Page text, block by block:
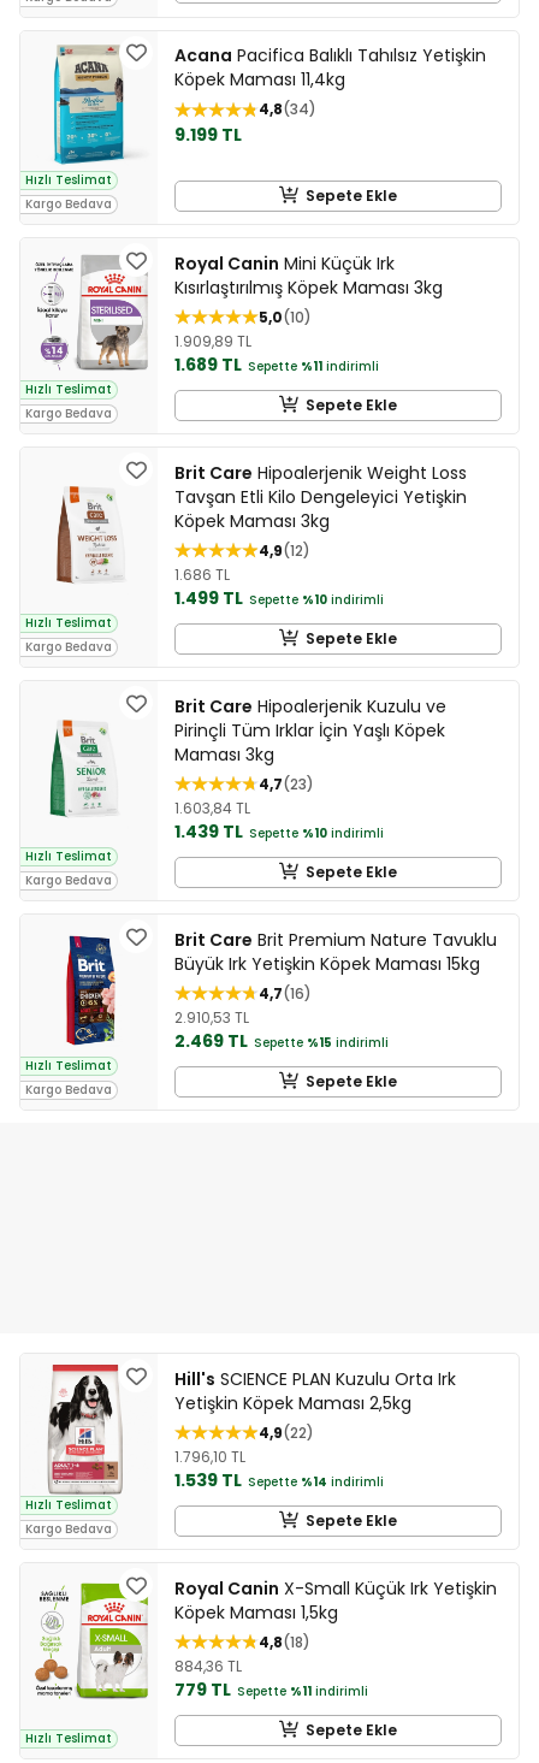
Hızlı Teslimat
Kargo Bedava
Acana Pacifica Balıklı Tahılsız Yetişkin
Köpek Maması 11,4kg
4,8 34
9.199 TL
Sepete Ekle
Hızlı Teslimat
Kargo Bedava
Royal Canin Mini Küçük Irk
Kısırlaştırılmış Köpek Maması 3kg
5,0 10
1.909,89 TL
1.689 TL Sepette %11 indirimli
Sepete Ekle
Hızlı Teslimat
Kargo Bedava
Brit Care Hipoalerjenik Weight Loss
Tavşan Etli Kilo Dengeleyici Yetişkin
Köpek Maması 3kg
4,9 12
1.686 TL
1.499 TL Sepette %10 indirimli
Sepete Ekle
Hızlı Teslimat
Kargo Bedava
Brit Care Hipoalerjenik Kuzulu ve
Pirinçli Tüm Irklar İçin Yaşlı Köpek
Maması 3kg
4,7 23
1.603,84 TL
1.439 TL Sepette %10 indirimli
Sepete Ekle
Hızlı Teslimat
Kargo Bedava
Brit Care Brit Premium Nature Tavuklu
Büyük Irk Yetişkin Köpek Maması 15kg
4,7 16
2.910,53 TL
2.469 TL Sepette %15 indirimli
Sepete Ekle
Hızlı Teslimat
Kargo Bedava
Hill's SCIENCE PLAN Kuzulu Orta Irk
Yetişkin Köpek Maması 2,5kg
4,9 22
1.796,10 TL
1.539 TL Sepette %14 indirimli
Sepete Ekle
Hızlı Teslimat
Royal Canin X-Small Küçük Irk Yetişkin
Köpek Maması 1,5kg
4,8 18
884,36 TL
779 TL Sepette %11 indirimli
Sepete Ekle